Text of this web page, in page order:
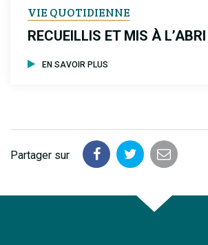
VIE QUOTIDIENNE
RECUEILLIS ET MIS À L’ABRI
EN SAVOIR PLUS
Partager sur
Partager
Facebook
Partager
Twitter
Partager
email